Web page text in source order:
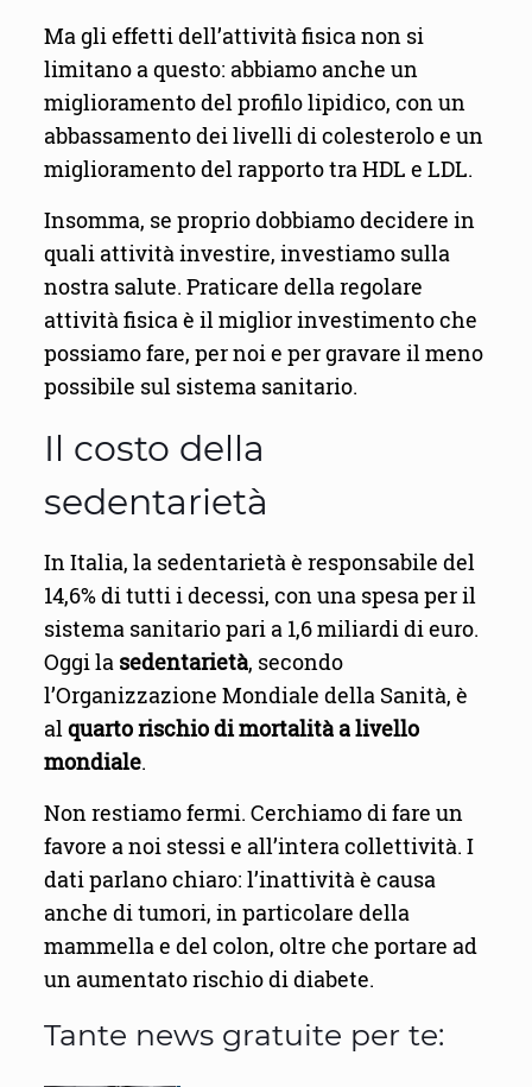
Ma gli effetti dell’attività fisica non si
limitano a questo: abbiamo anche un
miglioramento del profilo lipidico, con un
abbassamento dei livelli di colesterolo e un
miglioramento del rapporto tra HDL e LDL.
Insomma, se proprio dobbiamo decidere in
quali attività investire, investiamo sulla
nostra salute. Praticare della regolare
attività fisica è il miglior investimento che
possiamo fare, per noi e per gravare il meno
possibile sul sistema sanitario.
Il costo della
sedentarietà
In Italia, la sedentarietà è responsabile del
14,6% di tutti i decessi, con una spesa per il
sistema sanitario pari a 1,6 miliardi di euro.
Oggi la sedentarietà, secondo
l’Organizzazione Mondiale della Sanità, è
alquarto rischio di mortalità a livello
mondiale.
Non restiamo fermi. Cerchiamo di fare un
favore a noi stessi e all’intera collettività. I
dati parlano chiaro: l’inattività è causa
anche di tumori, in particolare della
mammella e del colon, oltre che portare ad
un aumentato rischio di diabete.
Tante news gratuite per te: